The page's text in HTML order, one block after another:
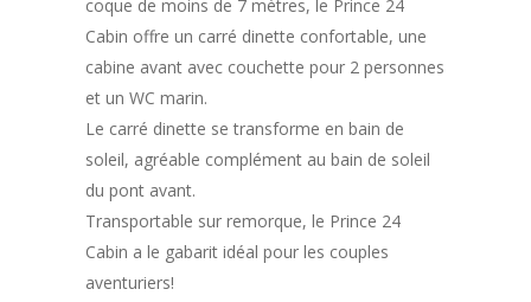
coque de moins de 7 mètres, le Prince 24
Cabin offre un carré dinette confortable, une
cabine avant avec couchette pour 2 personnes
et un WC marin.
Le carré dinette se transforme en bain de
soleil, agréable complément au bain de soleil
du pont avant.
Transportable sur remorque, le Prince 24
Cabin a le gabarit idéal pour les couples
aventuriers!